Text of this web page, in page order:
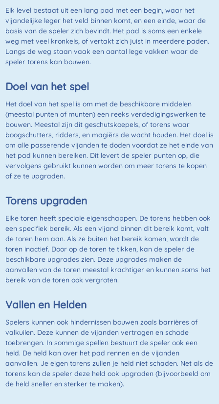
Elk level bestaat uit een lang pad met een begin, waar het
vijandelijke leger het veld binnen komt, en een einde, waar de
basis van de speler zich bevindt. Het pad is soms een enkele
weg met veel kronkels, of vertakt zich juist in meerdere paden.
Langs de weg staan vaak een aantal lege vakken waar de
speler torens kan bouwen.
Doel van het spel
Het doel van het spel is om met de beschikbare middelen
(meestal punten of munten) een reeks verdedigingswerken te
bouwen. Meestal zijn dit geschutskoepels, of torens waar
boogschutters, ridders, en magiërs de wacht houden. Het doel is
om alle passerende vijanden te doden voordat ze het einde van
het pad kunnen bereiken. Dit levert de speler punten op, die
vervolgens gebruikt kunnen worden om meer torens te kopen
of ze te upgraden.
Torens upgraden
Elke toren heeft speciale eigenschappen. De torens hebben ook
een specifiek bereik. Als een vijand binnen dit bereik komt, valt
de toren hem aan. Als ze buiten het bereik komen, wordt de
toren inactief. Door op de toren te tikken, kan de speler de
beschikbare upgrades zien. Deze upgrades maken de
aanvallen van de toren meestal krachtiger en kunnen soms het
bereik van de toren ook vergroten.
Vallen en Helden
Spelers kunnen ook hindernissen bouwen zoals barrières of
valkuilen. Deze kunnen de vijanden vertragen en schade
toebrengen. In sommige spellen bestuurt de speler ook een
held. De held kan over het pad rennen en de vijanden
aanvallen. Je eigen torens zullen je held niet schaden. Net als de
torens kan de speler deze held ook upgraden (bijvoorbeeld om
de held sneller en sterker te maken).